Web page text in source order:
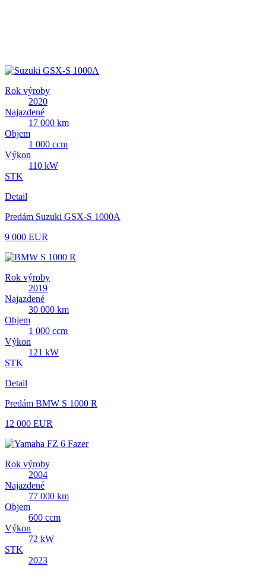
Rok výroby
2020
Najazdené
17 000 km
Objem
1 000 ccm
Výkon
110 kW
STK
Detail
Predám Suzuki GSX-S 1000A
9 000 EUR
Rok výroby
2019
Najazdené
30 000 km
Objem
1 000 ccm
Výkon
121 kW
STK
Detail
Predám BMW S 1000 R
12 000 EUR
Rok výroby
2004
Najazdené
77 000 km
Objem
600 ccm
Výkon
72 kW
STK
2023